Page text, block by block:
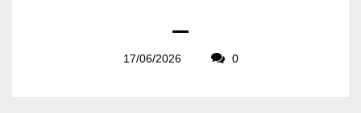
17/06/2026 0